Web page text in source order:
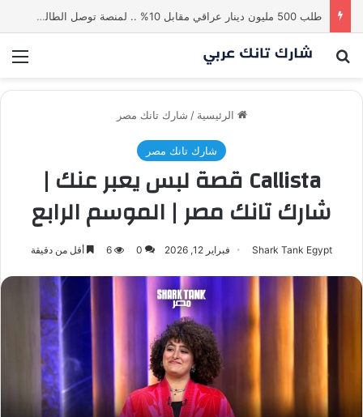
طلب 500 مليون دينار عراقي مقابل 10% .. لمنصة توصل الطالب بالاستاذ | شارك تانك العراق
بحث عن
الرئيسية / شارك تانك مصر
شارك تانك مصر
Callista قصة لبس يعبر عنك |
شارك تانك مصر | الموسم الرابع
Shark Tank Egypt فبراير 12, 2026 0
6 أقل من دقيقة